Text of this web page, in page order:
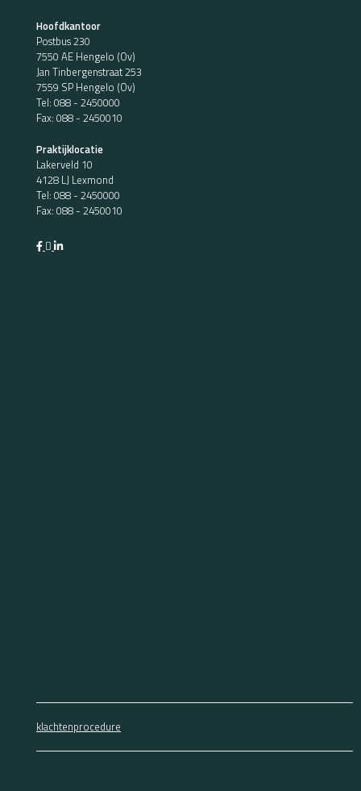
Hoofdkantoor
Postbus 230
7550 AE Hengelo (Ov)
Jan Tinbergenstraat 253
7559 SP Hengelo (Ov)
Tel: 088 - 2450000
Fax: 088 - 2450010
Praktijklocatie
Lakerveld 10
4128 LJ Lexmond
Tel: 088 - 2450000
Fax: 088 - 2450010
klachtenprocedure